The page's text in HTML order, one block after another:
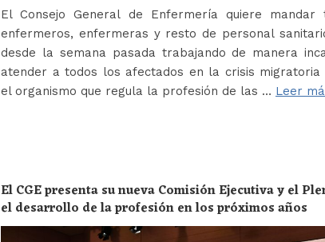
El Consejo General de Enfermería quiere
enfermeros, enfermeras y resto de personal
desde la semana pasada trabajando de manera
atender a todos los afectados en la crisis
el organismo que regula la profesión de las … Leer
El CGE presenta su nueva Comisión Ejecutiva y el
el desarrollo de la profesión en los próximos años